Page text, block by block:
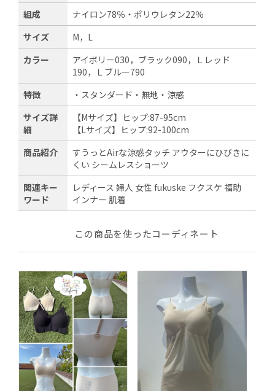
組成
ナイロン78％・ポリウレタン22％
サイズ
M，L
カラー
アイボリー030，ブラック090，Ｌレッド
190，Ｌブルー790
特徴
・スタンダード・無地・涼感
サイズ詳
細
【Mサイズ】ヒップ:87-95cm
【Lサイズ】ヒップ:92-100cm
商品紹介
すうっとAirな涼感タッチ アウターにひびきに
くい シームレスショーツ
関連キー
ワード
レディース 婦人 女性 fukuske フクスケ 福助
インナー 肌着
この商品を使ったコーディネート